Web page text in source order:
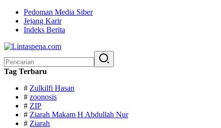
Langsung
konten
Pedoman Media Siber
Jejang Karir
Indeks Berita
untuk:
Tag Terbaru
# Zulkilfi Hasan
# zoonosis
# ZIP
# Ziarah Makam H Abdullah Nur
# Ziarah